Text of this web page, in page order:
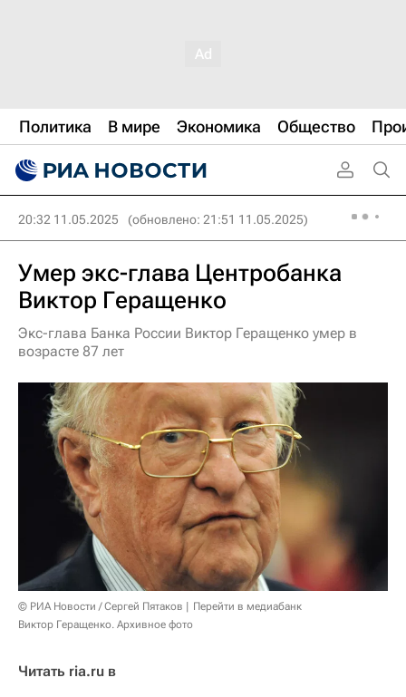
Политика В мире Экономика Общество
20:32 11.05.2025 (обновлено: 21:51 11.05.2025)
Умер экс-глава Центробанка
Виктор Геращенко
Экс-глава Банка России Виктор Геращенко умер в
возрасте 87 лет
© РИА Новости / Сергей Пятаков
Перейти в медиабанк
Виктор Геращенко. Архивное фото
Читать ria.ru в